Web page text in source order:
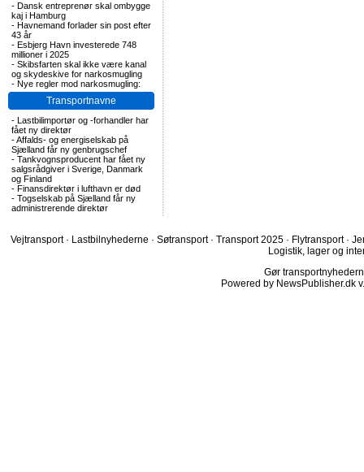
- Dansk entreprenør skal ombygge
kaj i Hamburg
- Havnemand forlader sin post efter
43 år
- Esbjerg Havn investerede 748
millioner i 2025
- Skibsfarten skal ikke være kanal
og skydeskive for narkosmugling
- Nye regler mod narkosmugling:
Transportnavne
- Lastbilimportør og -forhandler har
fået ny direktør
-Affalds- og energiselskab på
Sjælland får ny genbrugschef
- Tankvognsproducent har fået ny
salgsrådgiver i Sverige, Danmark
og Finland
- Finansdirektør i lufthavn er død
- Togselskab på Sjælland får ny
administrerende direktør
Vejtransport · Lastbilnyhederne · Søtransport · Transport 2025 · Flytransport ·
Logistik, lager og
Gør
Powered by NewsPublisher.dk